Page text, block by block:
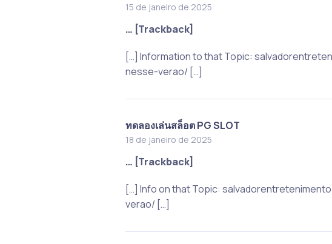
15 de janeiro de 2025
… [Trackback]
[…] Information to that Topic:
nesse-verao/ […]
ทดลองเล่นสล็อต PG SLOT
18 de janeiro de 2025
… [Trackback]
[…] Info on that Topic:
verao/ […]